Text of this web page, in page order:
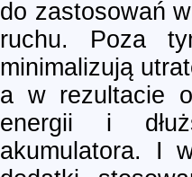
do zastosowań
ruchu. Poza
minimalizują
a w rezultacie
energii i
akumulatora. I